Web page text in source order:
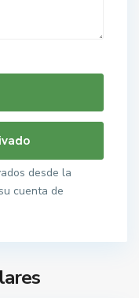
desde la
cuenta de